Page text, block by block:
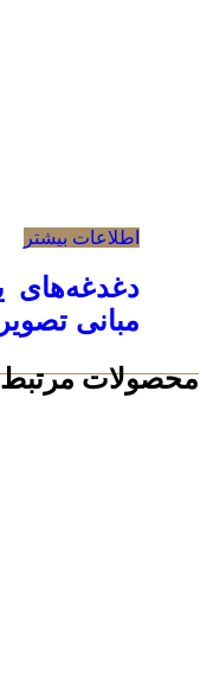
اطلاعات بیشتر
دغدغه‌های
مبانی
محصولات مرتبط